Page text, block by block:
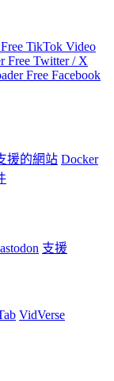
Free TikTok Video
Free Twitter / X
Free Facebook
援的網站 Docker
支援
VidVerse